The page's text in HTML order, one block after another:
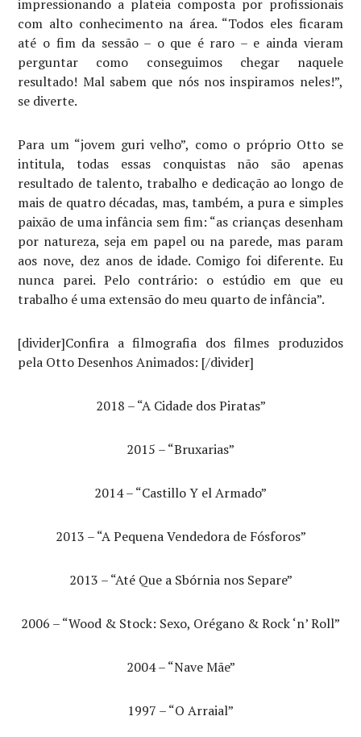
impressionando a plateia composta por profissionais
com alto conhecimento na área. “Todos eles ficaram
até o fim da sessão – o que é raro – e ainda vieram
perguntar como conseguimos chegar naquele
resultado! Mal sabem que nós nos inspiramos neles!”,
se diverte.
Para um “jovem guri velho”, como o próprio Otto se
intitula, todas essas conquistas não são apenas
resultado de talento, trabalho e dedicação ao longo de
mais de quatro décadas, mas, também, a pura e simples
paixão de uma infância sem fim: “as crianças desenham
por natureza, seja em papel ou na parede, mas param
aos nove, dez anos de idade. Comigo foi diferente. Eu
nunca parei. Pelo contrário: o estúdio em que eu
trabalho é uma extensão do meu quarto de infância”.
[divider]Confira a filmografia dos filmes produzidos
pela Otto Desenhos Animados: [/divider]
2018 – “A Cidade dos Piratas”
2015 – “Bruxarias”
2014 – “Castillo Y el Armado”
2013 – “A Pequena Vendedora de Fósforos”
2013 – “Até Que a Sbórnia nos Separe”
2006 – “Wood & Stock: Sexo, Orégano & Rock ‘n’ Roll”
2004 – “Nave Mãe”
1997 – “O Arraial”